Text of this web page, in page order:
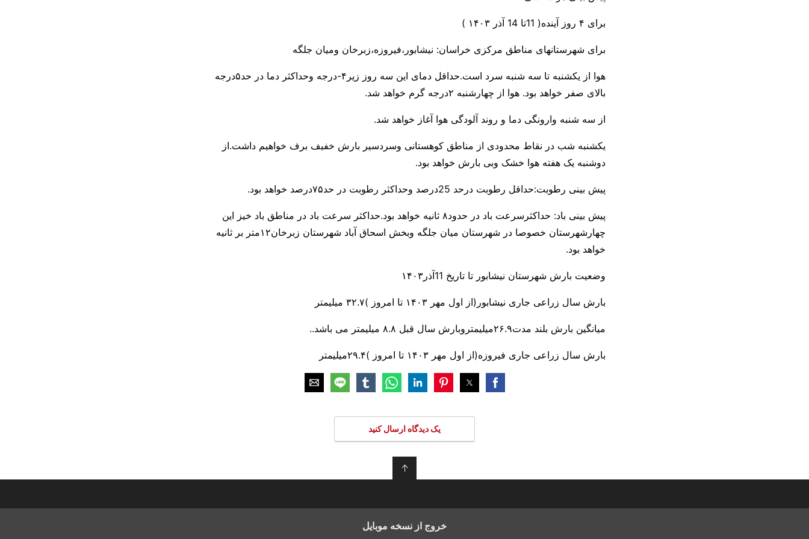
برای ۴ روز آینده( 11تا 14 آذر ۱۴۰۳ )
برای شهرستانهای مناطق مرکزی خراسان: نیشابور،فیروزه،زبرخان ومیان جلگه
هوا از یکشنبه تا سه شنبه سرد است.حداقل دمای این سه روز زیر۴-درجه وحداکثر دما در حد۵درجه
بالای صفر خواهد بود. هوا از چهارشنبه ۲درجه گرم خواهد شد.
از سه شنبه وارونگی دما و روند آلودگی هوا آغاز خواهد شد.
یکشنبه شب در نقاط محدودی از مناطق کوهستانی وسردسیر بارش خفیف برف خواهیم داشت.از
دوشنبه یک هفته هوا خشک وبی بارش خواهد بود.
پیش بینی رطوبت:حداقل رطوبت درحد 25درصد وحداکثر رطوبت در حد۷۵درصد خواهد بود.
پیش بینی باد: حداکثرسرعت باد در حدود۸ ثانیه خواهد بود.حداکثر سرعت باد در مناطق باد خیز این
چهارشهرستان خصوصا در شهرستان میان جلگه وبخش اسحاق آباد شهرستان زبرخان۱۲متر بر ثانیه
خواهد بود.
وضعیت بارش شهرستان نیشابور تا تاریخ 11آذر۱۴۰۳
بارش سال زراعی جاری نیشابور(از اول مهر ۱۴۰۳ تا امروز )۳۲.۷ میلیمتر
میانگین بارش بلند مدت۲۶.۹میلیمتروبارش سال قبل ۸.۸ میلیمتر می باشد..
بارش سال زراعی جاری فیروزه(از اول مهر ۱۴۰۳ تا امروز )۲۹.۴میلیمتر
یک دیدگاه ارسال کنید
↑
خروج از نسخه موبایل